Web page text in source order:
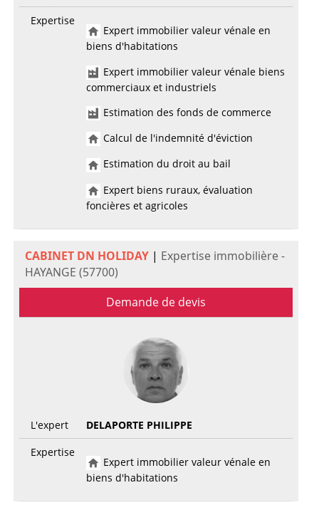
Expertise
Expert immobilier valeur vénale en
biens d'habitations
Expert immobilier valeur vénale biens
commerciaux et industriels
Estimation des fonds de commerce
Calcul de l'indemnité d'éviction
Estimation du droit au bail
Expert biens ruraux, évaluation
foncières et agricoles
CABINET DN HOLIDAY| Expertise immobilière -
HAYANGE (57700)
Demande de devis
L'expert
DELAPORTE PHILIPPE
Expertise
Expert immobilier valeur vénale en
biens d'habitations